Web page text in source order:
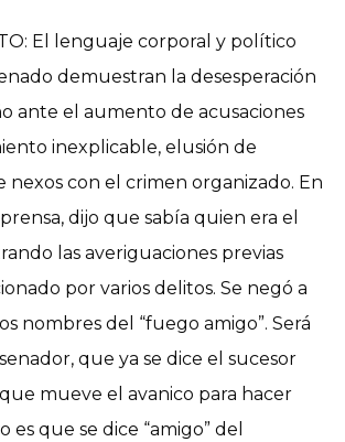
El lenguaje corporal y político
demuestran la desesperación
ante el aumento de acusaciones
inexplicable, elusión de
nexos con el crimen organizado. En
dijo que sabía quien era el
las averiguaciones previas
por varios delitos. Se negó a
nombres del “fuego amigo”. Será
que ya se dice el sucesor
mueve el avanico para hacer
es que se dice “amigo” del